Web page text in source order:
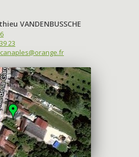
VANDENBUSSCHE
23